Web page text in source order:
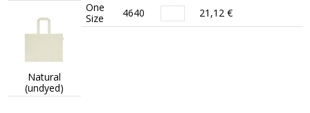
Natural
(undyed)
One
Size
4640 21,12 €